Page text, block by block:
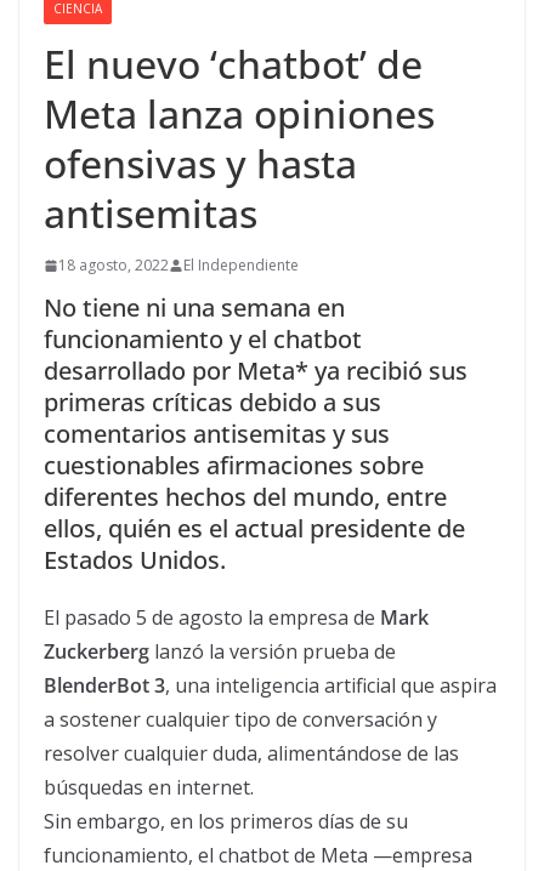
CIENCIA
El nuevo ‘chatbot’ de
Meta lanza opiniones
ofensivas y hasta
antisemitas
18 agosto, 2022 El Independiente
No tiene ni una semana en
funcionamiento y el chatbot
desarrollado por Meta* ya recibió sus
primeras críticas debido a sus
comentarios antisemitas y sus
cuestionables afirmaciones sobre
diferentes hechos del mundo, entre
ellos, quién es el actual presidente de
Estados Unidos.
El pasado 5 de agosto la empresa de Mark
Zuckerberg lanzó la versión prueba de
BlenderBot 3, una inteligencia artificial que aspira
a sostener cualquier tipo de conversación y
resolver cualquier duda, alimentándose de las
búsquedas en internet.
Sin embargo, en los primeros días de su
funcionamiento, el chatbot de Meta —empresa